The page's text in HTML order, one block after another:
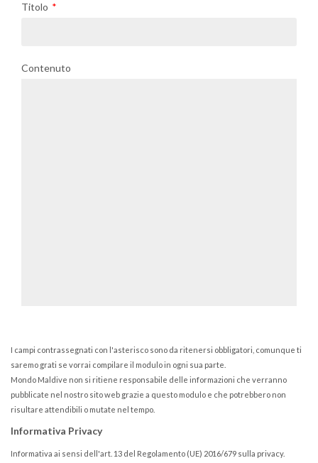
Titolo
Contenuto
I campi contrassegnati con l'asterisco sono da ritenersi obbligatori, comunque ti
saremo grati se vorrai compilare il modulo in ogni sua parte.
Mondo Maldive non si ritiene responsabile delle informazioni che verranno
pubblicate nel nostro sito web grazie a questo modulo e che potrebbero non
risultare attendibili o mutate nel tempo.
Informativa Privacy
Informativa ai sensi dell'art. 13 del Regolamento (UE) 2016/679 sulla privacy.